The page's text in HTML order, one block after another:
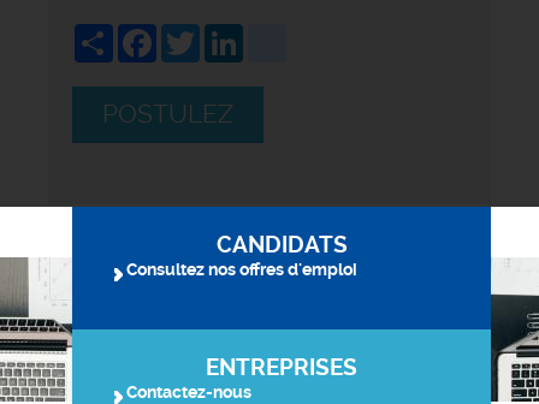
ShareFacebook
Twitter
POSTULEZ
CANDIDATS
Consultez nos offres d'emploi
ENTREPRISES
Contactez-nous